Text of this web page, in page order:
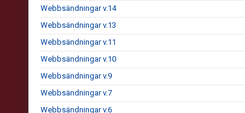
Webbsändningar v.14
Webbsändningar v.13
Webbsändningar v.11
Webbsändningar v.10
Webbsändningar v.9
Webbsändningar v.7
Webbsändningar v.6